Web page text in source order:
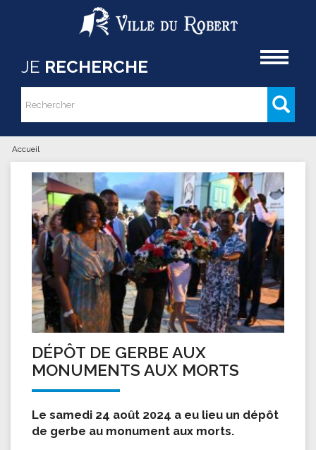
Aller au contenu principal
JE RECHERCHE
Formulaire de recherche
Rechercher
Vous êtes ici
Accueil
DÉPÔT DE GERBE AUX
MONUMENTS AUX MORTS
Le samedi 24 août 2024 a eu lieu un dépôt
de gerbe au monument aux morts.